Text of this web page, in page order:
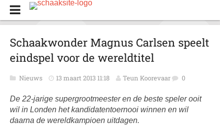
Schaakwonder Magnus Carlsen speelt
eindspel voor de wereldtitel
Nieuws 13 maart 2013 11:18 Teun Koorevaar 0
De 22-jarige supergrootmeester en de beste speler ooit
wil in Londen het kandidatentoernooi winnen en wil
daarna de wereldkampioen uitdagen.